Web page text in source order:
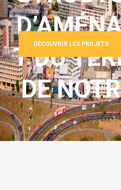
T DU
DE
DÉCOUVRIR LES PROJETS